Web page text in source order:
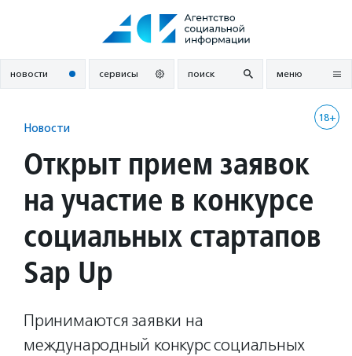
новости сервисы поиск меню
18+
Новости
Открыт прием заявок
на участие в конкурсе
социальных стартапов
Sap Up
Принимаются заявки на
международный конкурс социальных